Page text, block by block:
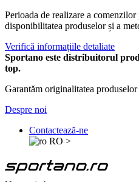
Perioada de realizare a
disponibilitatea produselor și a
Verifică informațiile detaliate
Sportano este distribuitorul
top.
Garantăm originalitatea
Despre noi
Contactează-ne
RO >